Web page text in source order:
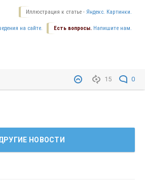
Иллюстрация к статье - Яндекс. Картинки.
Есть вопросы. Напишите нам.
на сайте.
15 0
НОВОСТИ